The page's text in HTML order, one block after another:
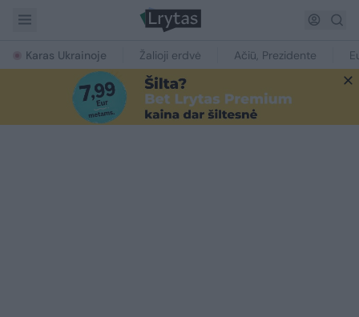
Karas Ukrainoje Žalioji erdvė Ačiū, Prezidente